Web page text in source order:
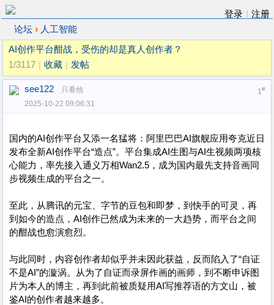
登录
注册
论坛 › 人工智能
AI创作平台酣战，受伤的却是真人创作者？
1/3117
收藏 发帖
1#
see122
只看他
2025-10-22 09:06:31
国内的AI创作平台又添一名猛将：阿里巴巴AI旗舰应用夸克近日
发布全新AI创作平台“造点”。平台集成AI生图与AI生视频两项核
心能力，率先接入通义万相Wan2.5，成为国内最先支持音画同
步视频生成的平台之一。
至此，从腾讯的元宝、字节的豆包和即梦，到快手的可灵，再
到如今的造点，AI创作已然成为未来的一大趋势，而平台之间
的酣战也愈演愈烈。
与此同时，内容创作者却似乎并未因此获益，反而陷入了“自证
不是AI”的漩涡。从为了自证而录屏作画的画师，到不断申诉图
片为本人的博主，再到此前被质疑用AI写推荐语的方文山，被
鉴AI的创作者越来越多。